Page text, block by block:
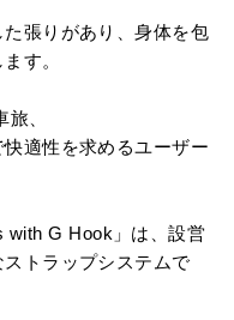
張りがあり、身体を包
す。
、
適性を求めるユーザー
with G Hook」は、設営
トラップシステムで